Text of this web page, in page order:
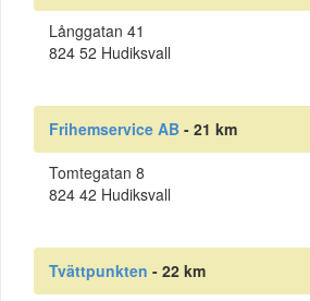
Långgatan 41
824 52 Hudiksvall
Frihemservice AB - 21 km
Tomtegatan 8
824 42 Hudiksvall
Tvättpunkten - 22 km